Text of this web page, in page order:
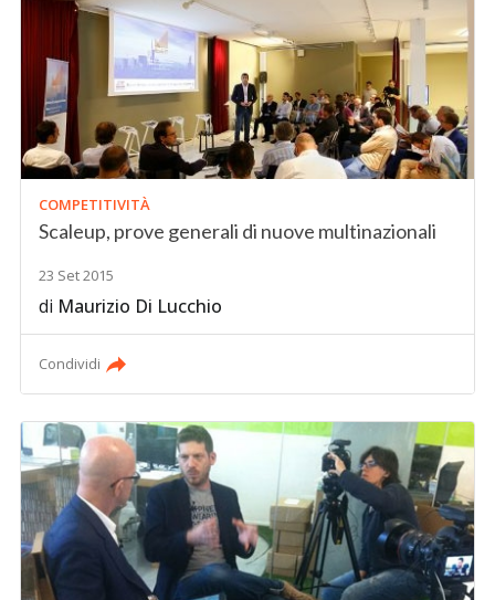
COMPETITIVITÀ
Scaleup, prove generali di nuove multinazionali
23 Set 2015
di Maurizio Di Lucchio
Condividi